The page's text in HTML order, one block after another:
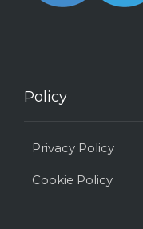
Policy
Privacy Policy
Cookie Policy